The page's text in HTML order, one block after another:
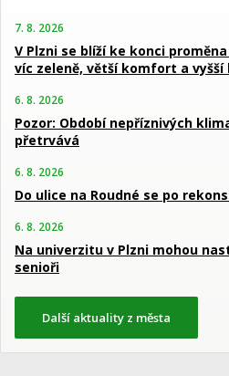
7. 8. 2026
V Plzni se blíží ke konci
víc zeleně, větší komfort a vyšší
6. 8. 2026
Pozor: Období nepříznivých
přetrvává
6. 8. 2026
Do ulice na Roudné se po
6. 8. 2026
Na univerzitu v Plzni mohou
senioři
Další aktuality z města